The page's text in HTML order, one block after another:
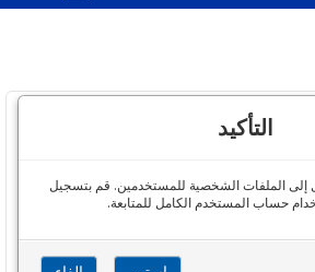
التأكيد
إلى الملفات الشخصية للمستخدمين. قم بتسجيل
حساب المستخدم الكامل للمتابعة.